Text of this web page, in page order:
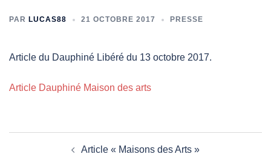
PAR LUCAS88 21 OCTOBRE 2017 PRESSE
Article du Dauphiné Libéré du 13 octobre 2017.
Article Dauphiné Maison des arts
Article « Maisons des Arts »